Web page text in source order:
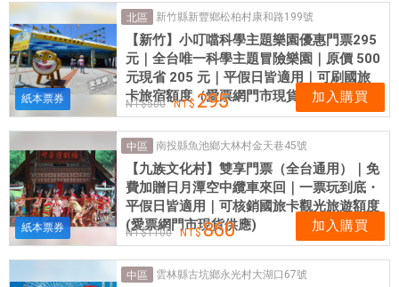
票
十
鼓
文
化
園
區
門
票
遊
樂
場
|
紙本票券
北區 新竹縣新豐鄉松柏村康和路199號
【新竹】小叮噹科學主題樂園優惠門票295
元｜全台唯一科學主題冒險樂園｜原價 500
元現省 205 元｜平假日皆適用｜可刷國旅
卡旅宿額度（愛票網門市現貨供應）
500 295 加入購買
紙本票券
中區 南投縣魚池鄉大林村金天巷45號
【九族文化村】雙享門票（全台通用）｜免
費加贈日月潭空中纜車來回｜一票玩到底・
平假日皆適用｜可核銷國旅卡觀光旅遊額度
(愛票網門市現貨供應)
1100 860 加入購買
中區 雲林縣古坑鄉永光村大湖口67號